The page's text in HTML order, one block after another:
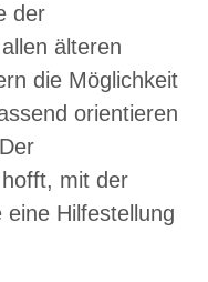
der
älteren
die Möglichkeit
orientieren
mit der
Hilfestellung